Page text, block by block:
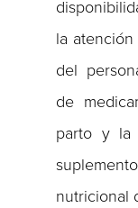
la
del
de
parto y la
nutricional